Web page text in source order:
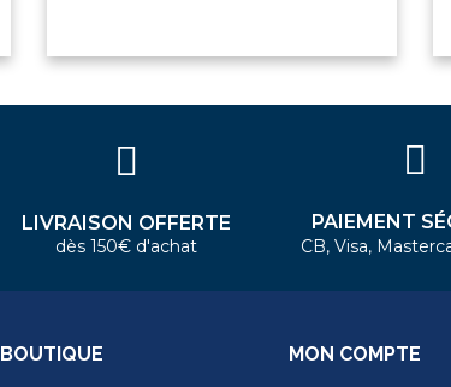
LIVRAISON OFFERTE
dès 150€ d'achat
PAIEMENT
CB, Visa,
BOUTIQUE MON COMPTE